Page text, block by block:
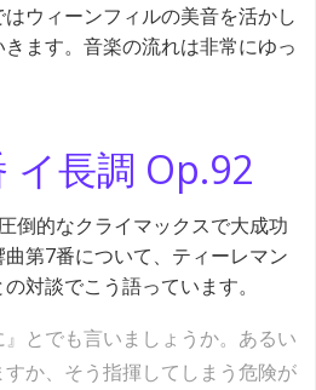
ウィーンフィルの美音を活かし
ます。音楽の流れは非常にゆっ
イ長調 Op.92
倒的なクライマックスで大成功
第7番について、ティーレマン
対談でこう語っています。
』とでも言いましょうか。あるい
か、そう指揮してしまう危険が